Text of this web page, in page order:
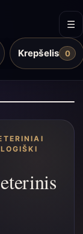
☰
Krepšelis 0